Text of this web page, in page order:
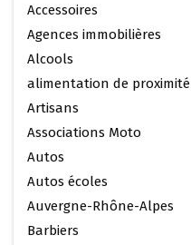
Accessoires
Agences immobilières
Alcools
alimentation de proximité
Artisans
Associations Moto
Autos
Autos écoles
Auvergne-Rhône-Alpes
Barbiers